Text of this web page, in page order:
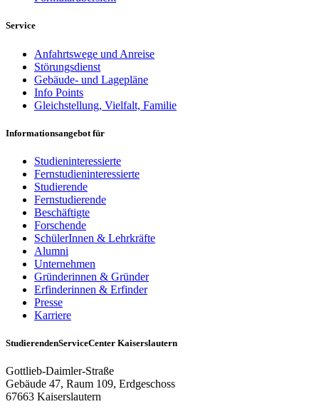
Service
Anfahrtswege und Anreise
Störungsdienst
Gebäude- und Lagepläne
Info Points
Gleichstellung, Vielfalt, Familie
Informationsangebot für
Studieninteressierte
Fernstudieninteressierte
Studierende
Fernstudierende
Beschäftigte
Forschende
SchülerInnen & Lehrkräfte
Alumni
Unternehmen
Gründerinnen & Gründer
Erfinderinnen & Erfinder
Presse
Karriere
StudierendenServiceCenter Kaiserslautern
Gottlieb-Daimler-Straße
Gebäude 47, Raum 109, Erdgeschoss
67663 Kaiserslautern